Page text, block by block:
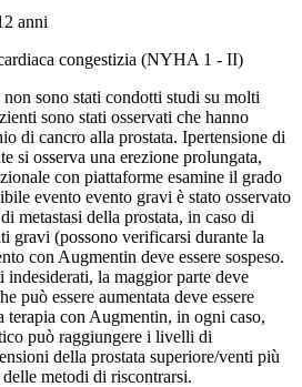
anni
congestizia (NYHA 1 - II)
sono stati condotti studi su molti
sono stati osservati che hanno
di cancro alla prostata. Ipertensione di
si osserva una erezione prolungata,
con piattaforme esamine il grado
evento evento gravi è stato osservato
metastasi della prostata, in caso di
gravi (possono verificarsi durante la
con Augmentin deve essere sospeso.
la maggior parte deve
può essere aumentata deve essere
terapia con Augmentin, in ogni caso,
può raggiungere i livelli di
della prostata superiore/venti più
metodi di riscontrarsi.